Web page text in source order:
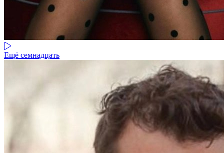
Ещё семнадцать